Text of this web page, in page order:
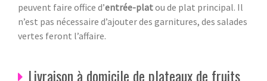
peuvent faire office d’entrée-platou de plat principal. Il
n’est pas nécessaire d’ajouter des garnitures, des salades
vertes feront l’affaire.
Livraison à domicile de plateaux de fruits